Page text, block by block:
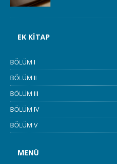
EK KITAP
BÖLÜM I
BÖLÜM II
BÖLÜM III
BÖLÜM IV
BÖLÜM V
MENÜ